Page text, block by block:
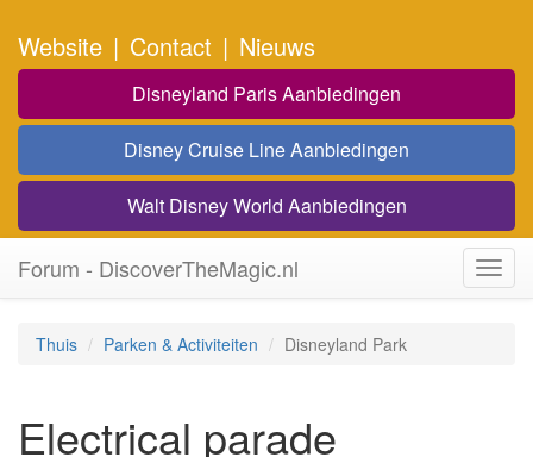
Website | Contact | Nieuws
Disneyland Paris Aanbiedingen
Disney Cruise Line Aanbiedingen
Walt Disney World Aanbiedingen
Forum - DiscoverTheMagic.nl
Thuis Parken & Activiteiten Disneyland Park
Electrical parade